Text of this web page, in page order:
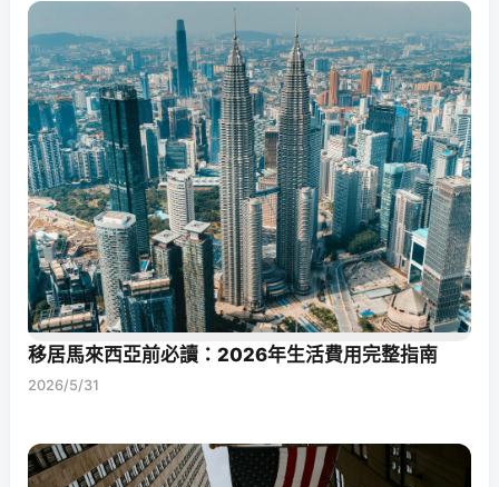
移居馬來西亞前必讀：2026年生活費用完整指南
2026/5/31